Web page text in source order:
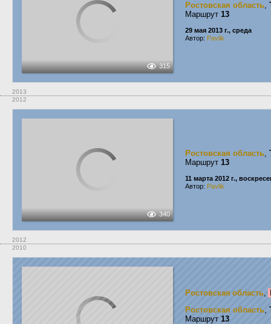
315
Ростовская область,
Маршрут 13
29 мая 2013 г., среда
Автор: Pavlik
2013
2012
340
Ростовская область,
Маршрут 13
11 марта 2012 г.,
Автор: Pavlik
2012
2010
Ростовская область,
Ростовская область,
Маршрут 13